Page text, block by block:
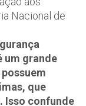
Nacional de
um grande
que
Isso confunde